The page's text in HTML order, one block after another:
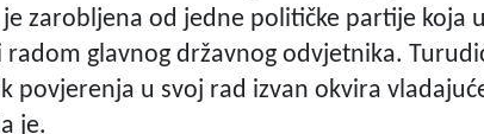
zarobljena od jedne političke partije koja
radom glavnog državnog odvjetnika.
povjerenja u svoj rad izvan okvira
je.